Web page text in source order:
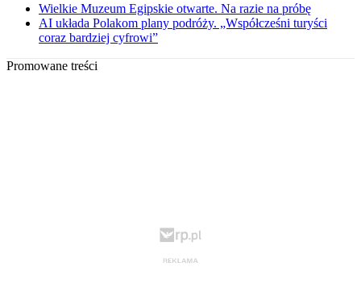
Wielkie Muzeum Egipskie otwarte. Na razie na próbę
AI układa Polakom plany podróży. „Współcześni turyści
coraz bardziej cyfrowi”
Promowane treści